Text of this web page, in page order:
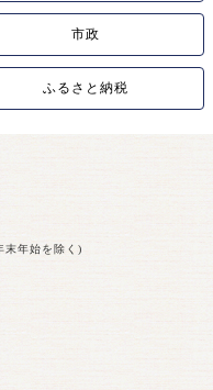
市政
ふるさと納税
末年始を除く)